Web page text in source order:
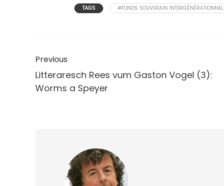
TAGS #FONDS SOUVERAIN INTERGÉNÉRATIONNEL
Previous
Litteraresch Rees vum Gaston Vogel (3):
Worms a Speyer